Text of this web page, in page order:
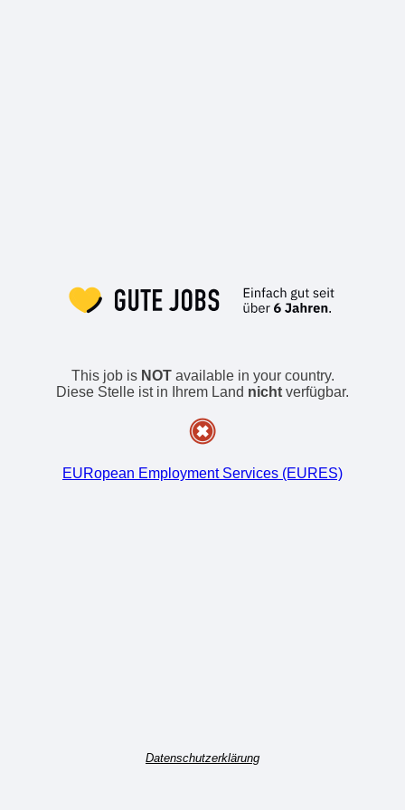
This job is NOTavailable in your country.
Diese Stelle ist in Ihrem Land nicht verfügbar.
EURopean Employment Services (EURES)
Datenschutzerklärung